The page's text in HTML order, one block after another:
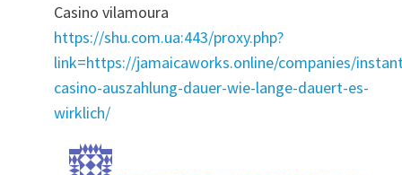
Casino vilamoura
https://shu.com.ua:443/proxy.php?
link=https://jamaicaworks.online/companies/
casino-auszahlung-dauer-wie-lange-dauert-es-
wirklich/